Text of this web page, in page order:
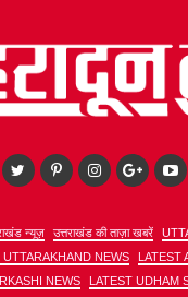
न्यूज़ उत्तराखंड की ताज़ा खबरें
UTTARAKHAND NEWS
LATEST
NEWS
LATEST UDHAM